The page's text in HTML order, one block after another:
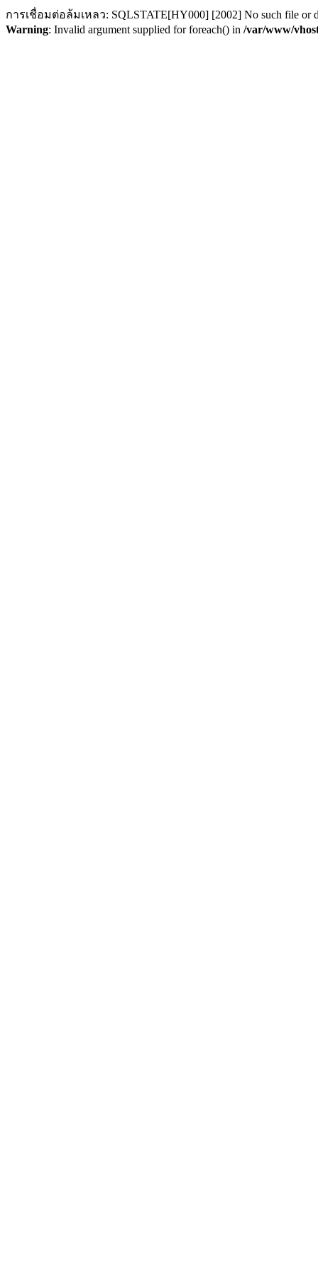
การเชื่อมต่อล้มเหลว: SQLSTATE[HY000] [2002] No such file or
Warning: Invalid argument supplied for foreach() in /var/www/